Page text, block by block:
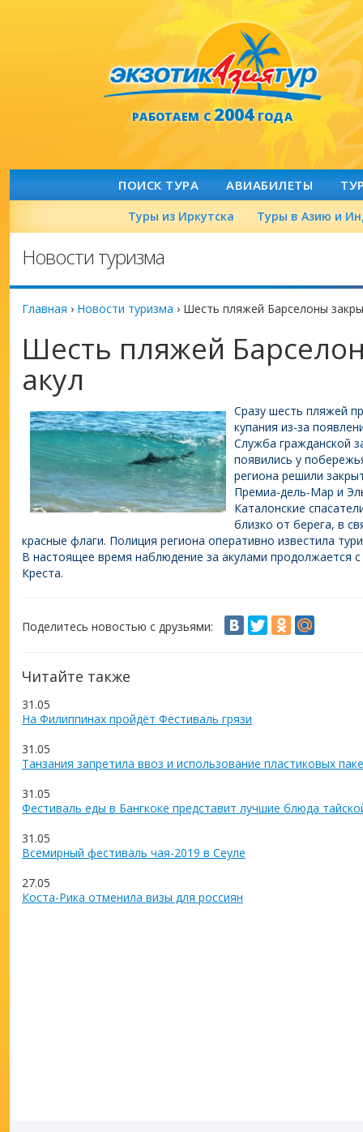
РАБОТАЕМ С2004ГОДА
ПОИСК ТУРА АВИАБИЛЕТЫ
Туры из Иркутска Туры в Азию и
Новости туризма
Главная › Новости туризма › Шесть пляжей Барселоны
Шесть пляжей
акул
Сразу шесть пляжей
купания из-за
Служба гражданской
появились у
региона решили
Премиа-дель-Мар и
Каталонские
близко от берега, в
красные флаги. Полиция региона оперативно известила
В настоящее время наблюдение за акулами продолжается
Креста.
Поделитесь новостью с друзьями:
Читайте также
31.05
На Филиппинах пройдёт Фестиваль грязи
31.05
Танзания запретила ввоз и использование пластиковых
31.05
Фестиваль еды в Бангкоке представит лучшие блюда
31.05
Всемирный фестиваль чая-2019 в Сеуле
27.05
Коста-Рика отменила визы для россиян